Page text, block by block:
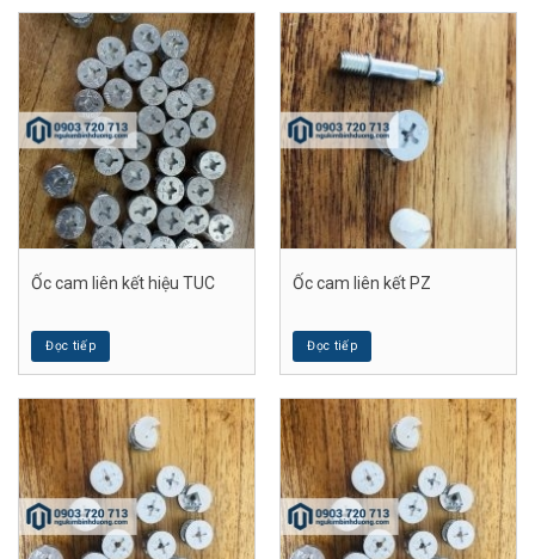
Ốc cam liên kết hiệu TUC
Đọc tiếp
Ốc cam liên kết PZ
Đọc tiếp